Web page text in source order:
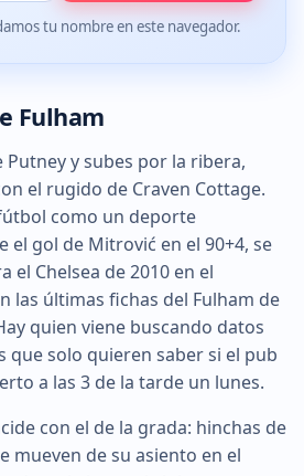
tu nombre en este navegador.
Fulham
Putney y subes por la ribera,
el rugido de Craven Cottage.
como un deporte
el gol de Mitrović en el 90+4, se
el Chelsea de 2010 en el
las últimas fichas del Fulham de
quien viene buscando datos
que solo quieren saber si el pub
a las 3 de la tarde un lunes.
con el de la grada: hinchas de
mueven de su asiento en el